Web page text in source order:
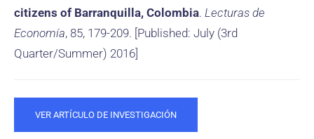
citizens of Barranquilla, Colombia. Lecturas de
Economía, 85, 179-209. [Published: July (3rd
Quarter/Summer) 2016]
VER ARTÍCULO DE INVESTIGACIÓN